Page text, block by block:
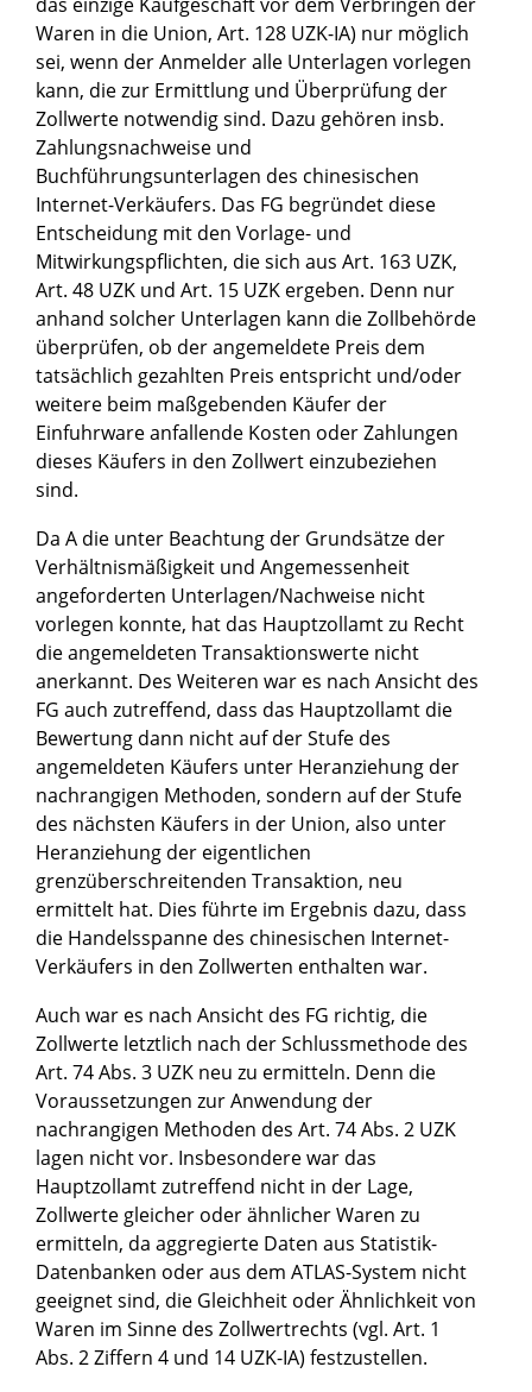
Waren in die Union, Art. 128 UZK-IA) nur möglich
sei, wenn der Anmelder alle Unterlagen vorlegen
kann, die zur Ermittlung und Überprüfung der
Zollwerte notwendig sind. Dazu gehören insb.
Zahlungsnachweise und
Buchführungsunterlagen des chinesischen
Internet-Verkäufers. Das FG begründet diese
Entscheidung mit den Vorlage- und
Mitwirkungspflichten, die sich aus Art. 163 UZK,
Art. 48 UZK und Art. 15 UZK ergeben. Denn nur
anhand solcher Unterlagen kann die Zollbehörde
überprüfen, ob der angemeldete Preis dem
tatsächlich gezahlten Preis entspricht und/oder
weitere beim maßgebenden Käufer der
Einfuhrware anfallende Kosten oder Zahlungen
dieses Käufers in den Zollwert einzubeziehen
sind.
Da A die unter Beachtung der Grundsätze der
Verhältnismäßigkeit und Angemessenheit
angeforderten Unterlagen/Nachweise nicht
vorlegen konnte, hat das Hauptzollamt zu Recht
die angemeldeten Transaktionswerte nicht
anerkannt. Des Weiteren war es nach Ansicht des
FG auch zutreffend, dass das Hauptzollamt die
Bewertung dann nicht auf der Stufe des
angemeldeten Käufers unter Heranziehung der
nachrangigen Methoden, sondern auf der Stufe
des nächsten Käufers in der Union, also unter
Heranziehung der eigentlichen
grenzüberschreitenden Transaktion, neu
ermittelt hat. Dies führte im Ergebnis dazu, dass
die Handelsspanne des chinesischen Internet-
Verkäufers in den Zollwerten enthalten war.
Auch war es nach Ansicht des FG richtig, die
Zollwerte letztlich nach der Schlussmethode des
Art. 74 Abs. 3 UZK neu zu ermitteln. Denn die
Voraussetzungen zur Anwendung der
nachrangigen Methoden des Art. 74 Abs. 2 UZK
lagen nicht vor. Insbesondere war das
Hauptzollamt zutreffend nicht in der Lage,
Zollwerte gleicher oder ähnlicher Waren zu
ermitteln, da aggregierte Daten aus Statistik-
Datenbanken oder aus dem ATLAS-System nicht
geeignet sind, die Gleichheit oder Ähnlichkeit von
Waren im Sinne des Zollwertrechts (vgl. Art. 1
Abs. 2 Ziffern 4 und 14 UZK-IA) festzustellen.